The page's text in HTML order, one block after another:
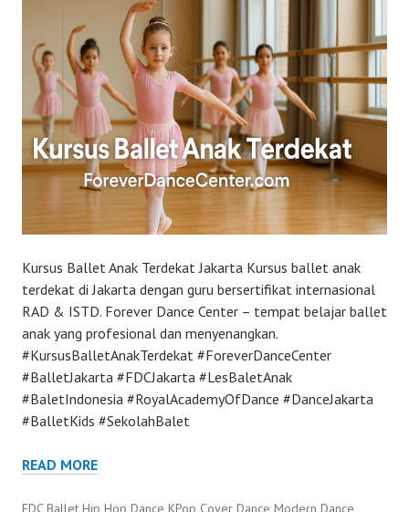
Kursus Ballet Anak Terdekat Jakarta Kursus ballet anak
terdekat di Jakarta dengan guru bersertifikat internasional
RAD & ISTD. Forever Dance Center – tempat belajar ballet
anak yang profesional dan menyenangkan.
#KursusBalletAnakTerdekat #ForeverDanceCenter
#BalletJakarta #FDCJakarta #LesBaletAnak
#BaletIndonesia #RoyalAcademyOfDance #DanceJakarta
#BalletKids #SekolahBalet
READ MORE
FDC Ballet Hip Hop Dance KPop Cover Dance Modern Dance